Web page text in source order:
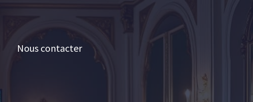
Nous contacter